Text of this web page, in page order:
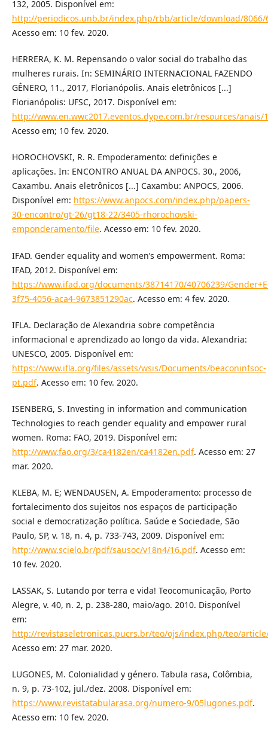
132, 2005. Disponível em:
http://periodicos.unb.br/index.php/rbb/article/download/8066/
Acesso em: 10 fev. 2020.
HERRERA, K. M. Repensando o valor social do trabalho das
mulheres rurais. In: SEMINÁRIO INTERNACIONAL FAZENDO
GÊNERO, 11., 2017, Florianópolis. Anais eletrônicos [...]
Florianópolis: UFSC, 2017. Disponível em:
http://www.en.wwc2017.eventos.dype.com.br/resources/anais/
Acesso em; 10 fev. 2020.
HOROCHOVSKI, R. R. Empoderamento: definições e
aplicações. In: ENCONTRO ANUAL DA ANPOCS. 30., 2006,
Caxambu. Anais eletrônicos [...] Caxambu: ANPOCS, 2006.
Disponível em: https://www.anpocs.com/index.php/papers-
30-encontro/gt-26/gt18-22/3405-rhorochovski-
emponderamento/file. Acesso em: 10 fev. 2020.
IFAD. Gender equality and women’s empowerment. Roma:
IFAD, 2012. Disponível em:
https://www.ifad.org/documents/38714170/40706239/
3f75-4056-aca4-9673851290ac. Acesso em: 4 fev. 2020.
IFLA. Declaração de Alexandria sobre competência
informacional e aprendizado ao longo da vida. Alexandria:
UNESCO, 2005. Disponível em:
https://www.ifla.org/files/assets/wsis/Documents/beaconinfsoc-
pt.pdf. Acesso em: 10 fev. 2020.
ISENBERG, S. Investing in information and communication
Technologies to reach gender equality and empower rural
women. Roma: FAO, 2019. Disponível em:
http://www.fao.org/3/ca4182en/ca4182en.pdf. Acesso em: 27
mar. 2020.
KLEBA, M. E; WENDAUSEN, A. Empoderamento: processo de
fortalecimento dos sujeitos nos espaços de participação
social e democratização política. Saúde e Sociedade, São
Paulo, SP, v. 18, n. 4, p. 733-743, 2009. Disponível em:
http://www.scielo.br/pdf/sausoc/v18n4/16.pdf. Acesso em:
10 fev. 2020.
LASSAK, S. Lutando por terra e vida! Teocomunicação, Porto
Alegre, v. 40, n. 2, p. 238-280, maio/ago. 2010. Disponível
em:
http://revistaseletronicas.pucrs.br/teo/ojs/index.php/teo/
Acesso em: 27 mar. 2020.
LUGONES, M. Colonialidad y género. Tabula rasa, Colômbia,
n. 9, p. 73-102, jul./dez. 2008. Disponível em:
https://www.revistatabularasa.org/numero-9/05lugones.pdf.
Acesso em: 10 fev. 2020.